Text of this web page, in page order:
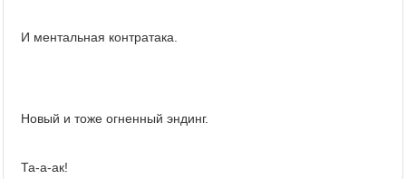
И ментальная контратака.
Новый и тоже огненный эндинг.
Та-а-ак!